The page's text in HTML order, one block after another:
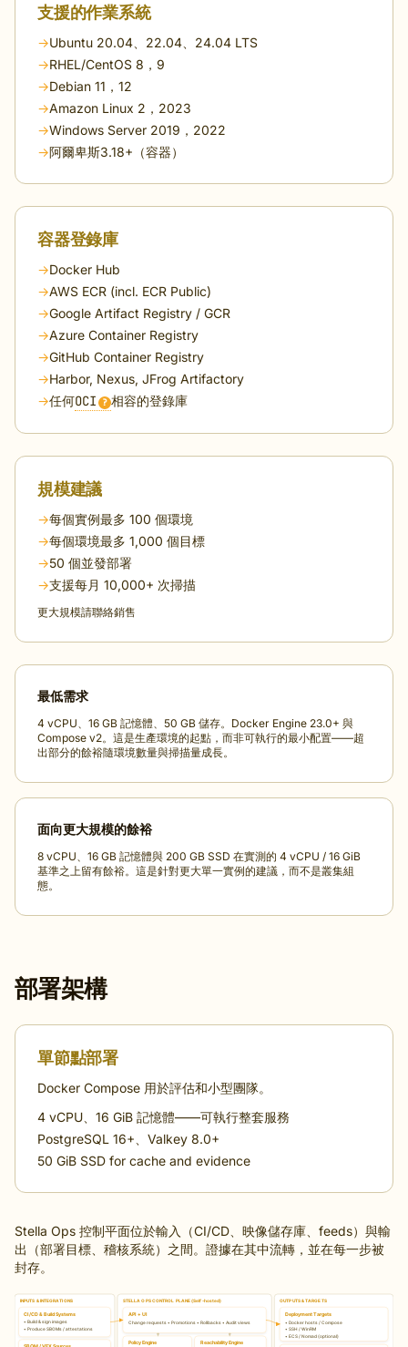
支援的作業系統
→Ubuntu 20.04、22.04、24.04 LTS
→RHEL/CentOS 8，9
→Debian 11，12
→Amazon Linux 2，2023
→Windows Server 2019，2022
→阿爾卑斯3.18+（容器）
容器登錄庫
→Docker Hub
→AWS ECR (incl. ECR Public)
→Google Artifact Registry / GCR
→Azure Container Registry
→GitHub Container Registry
→Harbor, Nexus, JFrog Artifactory
→任何OCI ? 相容的登錄庫
規模建議
→每個實例最多 100 個環境
→每個環境最多 1,000 個目標
→50 個並發部署
→支援每月 10,000+ 次掃描
更大規模請聯絡銷售
最低需求
4 vCPU、16 GB 記憶體、50 GB 儲存。Docker Engine 23.0+ 與
Compose v2。這是生產環境的起點，而非可執行的最小配置——超
出部分的餘裕隨環境數量與掃描量成長。
面向更大規模的餘裕
8 vCPU、16 GB 記憶體與 200 GB SSD 在實測的 4 vCPU / 16 GiB
基準之上留有餘裕。這是針對更大單一實例的建議，而不是叢集組
態。
部署架構
單節點部署
Docker Compose 用於評估和小型團隊。
4 vCPU、16 GiB 記憶體——可執行整套服務
PostgreSQL 16+、Valkey 8.0+
50 GiB SSD for cache and evidence
Stella Ops 控制平面位於輸入（CI/CD、映像儲存庫、feeds）與輸
出（部署目標、稽核系統）之間。證據在其中流轉，並在每一步被
封存。